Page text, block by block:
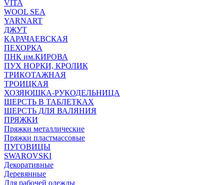
VITA
WOOL SEA
YARNART
ДЖУТ
КАРАЧАЕВСКАЯ
ПЕХОРКА
ПНК им.КИРОВА
ПУХ НОРКИ, КРОЛИК
ТРИКОТАЖНАЯ
ТРОИЦКАЯ
ХОЗЯЮШКА-РУКОДЕЛЬНИЦА
ШЕРСТЬ В ТАБЛЕТКАХ
ШЕРСТЬ ДЛЯ ВАЛЯНИЯ
ПРЯЖКИ
Пряжки металлические
Пряжки пластмассовые
ПУГОВИЦЫ
SWAROVSKI
Декоративные
Деревянные
Для рабочей одежды